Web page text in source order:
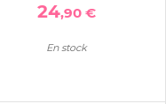
24,90 €
En stock